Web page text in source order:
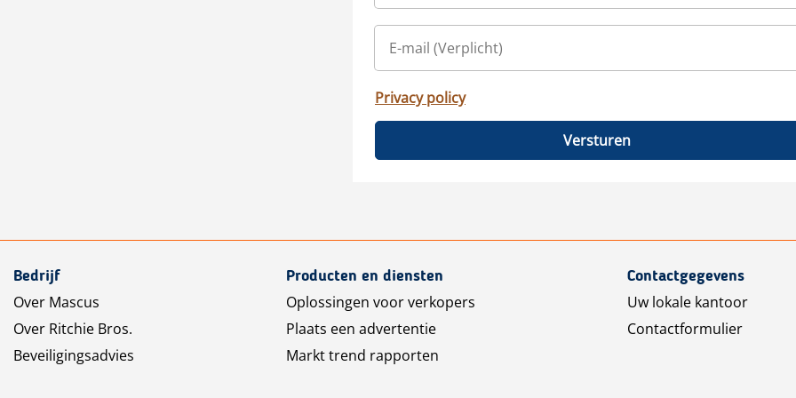
Privacy policy
Versturen
Bedrijf
Over Mascus
Over Ritchie Bros.
Beveiligingsadvies
Producten en diensten
Oplossingen voor verkopers
Plaats een advertentie
Markt trend rapporten
Contactgegevens
Uw lokale kantoor
Contactformulier